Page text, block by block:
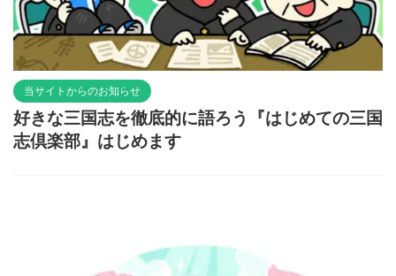
当サイトからのお知らせ
好きな三国志を徹底的に語ろう『はじめての三国
志倶楽部』はじめます